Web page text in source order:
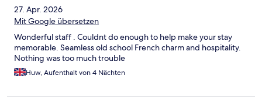
27. Apr. 2026
Mit Google übersetzen
Wonderful staff . Couldnt do enough to help make your stay
memorable. Seamless old school French charm and hospitality.
Nothing was too much trouble
Huw, Aufenthalt von 4 Nächten